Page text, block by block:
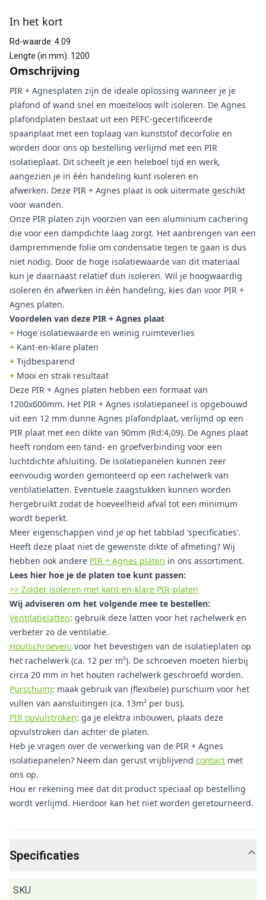
In het kort
Rd-waarde: 4.09
Lengte (in mm): 1200
Omschrijving
PIR + Agnesplaten zijn de ideale oplossing wanneer je je
plafond of wand snel en moeiteloos wilt isoleren. De Agnes
plafondplaten bestaat uit een PEFC-gecertificeerde
spaanplaat met een toplaag van kunststof decorfolie en
worden door ons op bestelling verlijmd met een PIR
isolatieplaat. Dit scheelt je een heleboel tijd en werk,
aangezien je in één handeling kunt isoleren en
afwerken. Deze PIR + Agnes plaat is ook uitermate geschikt
voor wanden.
Onze PIR platen zijn voorzien van een aluminium cachering
die voor een dampdichte laag zorgt. Het aanbrengen van een
dampremmende folie om condensatie tegen te gaan is dus
niet nodig. Door de hoge isolatiewaarde van dit materiaal
kun je daarnaast relatief dun isoleren. Wil je hoogwaardig
isoleren én afwerken in één handeling, kies dan voor PIR +
Agnes platen.
Voordelen van deze PIR + Agnes plaat
+ Hoge isolatiewaarde en weinig ruimteverlies
+ Kant-en-klare platen
+ Tijdbesparend
+ Mooi en strak resultaat
Deze PIR + Agnes platen hebben een formaat van
1200x600mm. Het PIR + Agnes isolatiepaneel is opgebouwd
uit een 12 mm dunne Agnes plafondplaat, verlijmd op een
PIR plaat met een dikte van 90mm (Rd:4,09). De Agnes plaat
heeft rondom een tand- en groefverbinding voor een
luchtdichte afsluiting. De isolatiepanelen kunnen zeer
eenvoudig worden gemonteerd op een rachelwerk van
ventilatielatten. Eventuele zaagstukken kunnen worden
hergebruikt zodat de hoeveelheid afval tot een minimum
wordt beperkt.
Meer eigenschappen vind je op het tabblad ‘specificaties’.
Heeft deze plaat niet de gewenste dikte of afmeting? Wij
hebben ook andere PIR + Agnes platen in ons assortiment.
Lees hier hoe je de platen toe kunt passen:
>> Zolder isoleren met kant-en-klare PIR-platen
Wij adviseren om het volgende mee te bestellen:
Ventilatielatten: gebruik deze latten voor het rachelwerk en
verbeter zo de ventilatie.
Houtschroeven: voor het bevestigen van de isolatieplaten op
het rachelwerk (ca. 12 per m²). De schroeven moeten hierbij
circa 20 mm in het houten rachelwerk geschroefd worden.
Purschuim: maak gebruik van (flexibele) purschuim voor het
vullen van aansluitingen (ca. 13m² per bus).
PIR opvulstroken: ga je elektra inbouwen, plaats deze
opvulstroken dan achter de platen.
Heb je vragen over de verwerking van de PIR + Agnes
isolatiepanelen? Neem dan gerust vrijblijvend contact met
ons op.
Hou er rekening mee dat dit product speciaal op bestelling
wordt verlijmd. Hierdoor kan het niet worden geretourneerd.
Specificaties
SKU